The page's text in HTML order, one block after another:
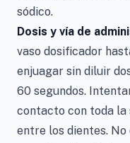
sódico.
Dosis y vía de
vaso dosificador
enjuagar sin diluir
60 segundos.
contacto con toda
entre los dientes. No